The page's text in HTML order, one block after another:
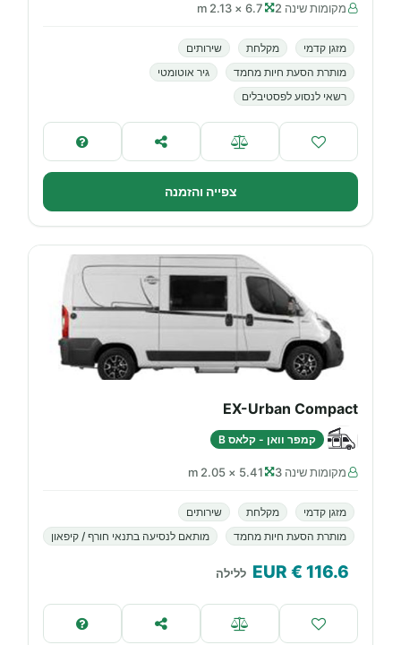
מקומות שינה 2 6.7 × 2.13 m
מזגן קדמי מקלחת
שירותים
מותרת הסעת חיות מחמד
גיר אוטומטי
רשאי לנסוע לפסטיבלים
צפייה והזמנה
EX-Urban Compact
קמפר וואן - קלאס B
מקומות שינה 3 5.41 × 2.05 m
מזגן קדמי מקלחת
שירותים
מותרת הסעת חיות מחמד
מותאם לנסיעה בתנאי חורף / קיפאון
116.6
€ EUR ללילה